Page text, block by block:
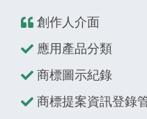
創作人介面
應用產品分類
商標圖示紀錄
商標提案資訊登錄